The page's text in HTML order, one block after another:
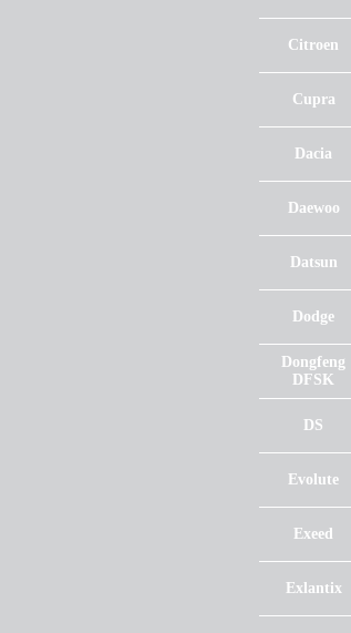
Citroen
Cupra
Dacia
Daewoo
Datsun
Dodge
Dongfeng
DFSK
DS
Evolute
Exeed
Exlantix